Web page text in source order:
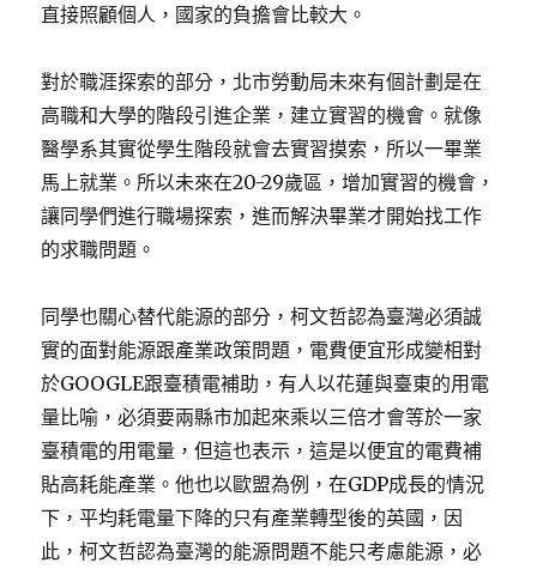
直接照顧個人，國家的負擔會比較大。
對於職涯探索的部分，北市勞動局未來有個計劃是在
高職和大學的階段引進企業，建立實習的機會。就像
醫學系其實從學生階段就會去實習摸索，所以一畢業
馬上就業。所以未來在20-29歲區，增加實習的機會，
讓同學們進行職場探索，進而解決畢業才開始找工作
的求職問題。
同學也關心替代能源的部分，柯文哲認為臺灣必須誠
實的面對能源跟產業政策問題，電費便宜形成變相對
於GOOGLE跟臺積電補助，有人以花蓮與臺東的用電
量比喻，必須要兩縣市加起來乘以三倍才會等於一家
臺積電的用電量，但這也表示，這是以便宜的電費補
貼高耗能產業。他也以歐盟為例，在GDP成長的情況
下，平均耗電量下降的只有產業轉型後的英國，因
此，柯文哲認為臺灣的能源問題不能只考慮能源，必